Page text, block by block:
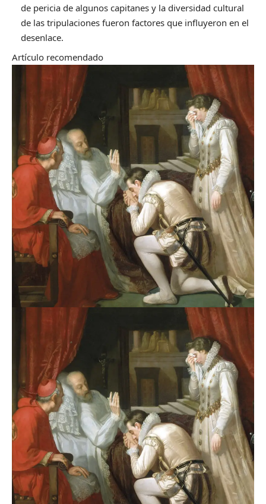
de pericia de algunos capitanes y la diversidad cultural
de las tripulaciones fueron factores que influyeron en el
desenlace.
Artículo recomendado